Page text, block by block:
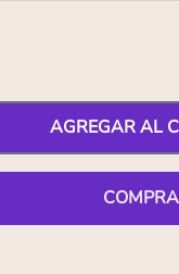
AGREGAR AL